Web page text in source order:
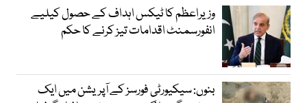
وزیراعظم کا ٹیکس اہداف کے حصول کیلیے
انفورسمنٹ اقدامات تیز کرنے کا حکم
بنوں: سیکیورٹی فورسز کے آپریشن میں ایک